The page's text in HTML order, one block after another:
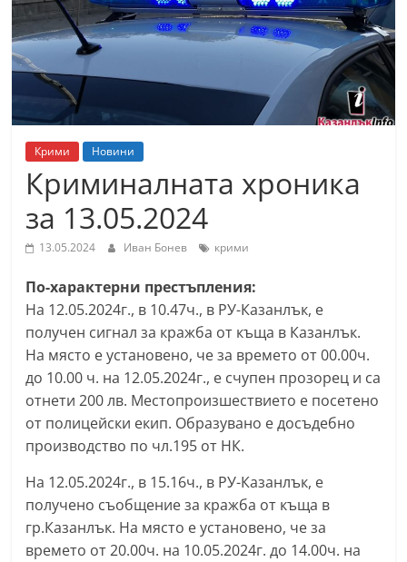
т
К
а
н
ъ
к
и
б
л
а
с
т
С
т
а
р
З
Крими Новини
Криминалната хроника
за 13.05.2024
13.05.2024 Иван Бонев крими
По-характерни престъпления:
На 12.05.2024г., в 10.47ч., в РУ-Казанлък, е
получен сигнал за кражба от къща в Казанлък.
На място е установeно, че за времето от 00.00ч.
до 10.00 ч. на 12.05.2024г., е счупен прозорец и са
отнети 200 лв. Местопроизшествието е посетено
от полицейски екип. Образувано е досъдебно
производство по чл.195 от НК.
На 12.05.2024г., в 15.16ч., в РУ-Казанлък, е
получено съобщение за кражба от къща в
гр.Казанлък. На място е установено, че за
времето от 20.00ч. на 10.05.2024г. до 14.00ч. на